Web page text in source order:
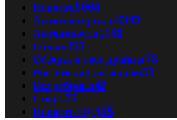
Новости5068
Автомастерская2343
Автоновости1081
Отдых127
Обзоры и тест драйвы78
Российский автопром52
Без рубрики48
Спорт37
Новости ПДД35